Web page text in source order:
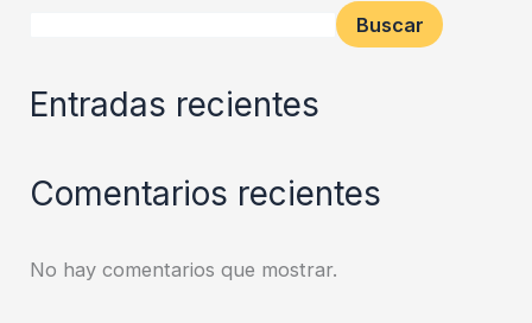
Buscar
Entradas recientes
Comentarios recientes
No hay comentarios que mostrar.